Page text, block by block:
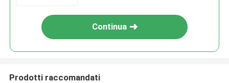
Continua
Prodotti raccomandati